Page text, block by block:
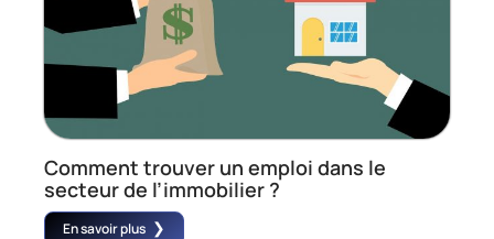
Comment trouver un emploi dans le
secteur de l’immobilier ?
En savoir plus